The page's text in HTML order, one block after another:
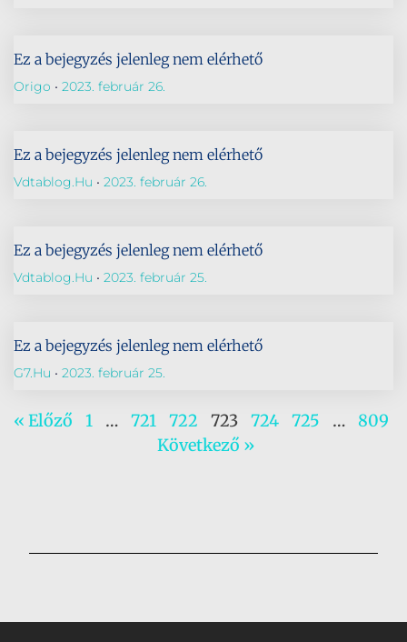
Ez a bejegyzés jelenleg nem elérhető
Origo 2023. február 26.
Ez a bejegyzés jelenleg nem elérhető
Vdtablog.hu 2023. február 26.
Ez a bejegyzés jelenleg nem elérhető
Vdtablog.hu 2023. február 25.
Ez a bejegyzés jelenleg nem elérhető
G7.hu 2023. február 25.
« Előző 1 … 721 722 723 724 725 …
809
Következő »